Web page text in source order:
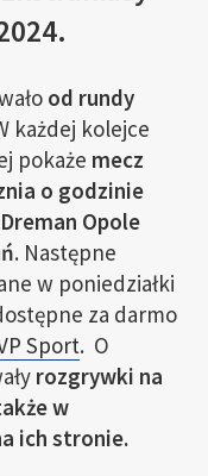
od rundy
każdej kolejce
pokaże mecz
o godzinie
Dreman Opole
. Następne
w poniedziałki
za darmo
Sport. O
rozgrywki na
w
ich stronie.